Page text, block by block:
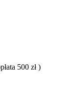
500 zł)